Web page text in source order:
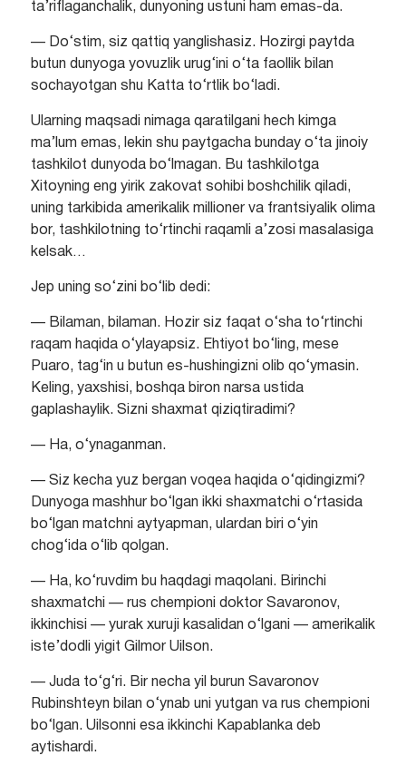
ta’riflaganchalik, dunyoning ustuni ham emas-da.
— Do‘stim, siz qattiq yanglishasiz. Hozirgi paytda
butun dunyoga yovuzlik urug‘ini o‘ta faollik bilan
sochayotgan shu Katta to‘rtlik bo‘ladi.
Ularning maqsadi nimaga qaratilgani hech kimga
ma’lum emas, lekin shu paytgacha bunday o‘ta jinoiy
tashkilot dunyoda bo‘lmagan. Bu tashkilotga
Xitoyning eng yirik zakovat sohibi boshchilik qiladi,
uning tarkibida amerikalik millioner va frantsiyalik olima
bor, tashkilotning to‘rtinchi raqamli a’zosi masalasiga
kelsak…
Jep uning so‘zini bo‘lib dedi:
— Bilaman, bilaman. Hozir siz faqat o‘sha to‘rtinchi
raqam haqida o‘ylayapsiz. Ehtiyot bo‘ling, mese
Puaro, tag‘in u butun es-hushingizni olib qo‘ymasin.
Keling, yaxshisi, boshqa biron narsa ustida
gaplashaylik. Sizni shaxmat qiziqtiradimi?
— Ha, o‘ynaganman.
— Siz kecha yuz bergan voqea haqida o‘qidingizmi?
Dunyoga mashhur bo‘lgan ikki shaxmatchi o‘rtasida
bo‘lgan matchni aytyapman, ulardan biri o‘yin
chog‘ida o‘lib qolgan.
— Ha, ko‘ruvdim bu haqdagi maqolani. Birinchi
shaxmatchi — rus chempioni doktor Savaronov,
ikkinchisi — yurak xuruji kasalidan o‘lgani — amerikalik
iste’dodli yigit Gilmor Uilson.
— Juda to‘g‘ri. Bir necha yil burun Savaronov
Rubinshteyn bilan o‘ynab uni yutgan va rus chempioni
bo‘lgan. Uilsonni esa ikkinchi Kapablanka deb
aytishardi.